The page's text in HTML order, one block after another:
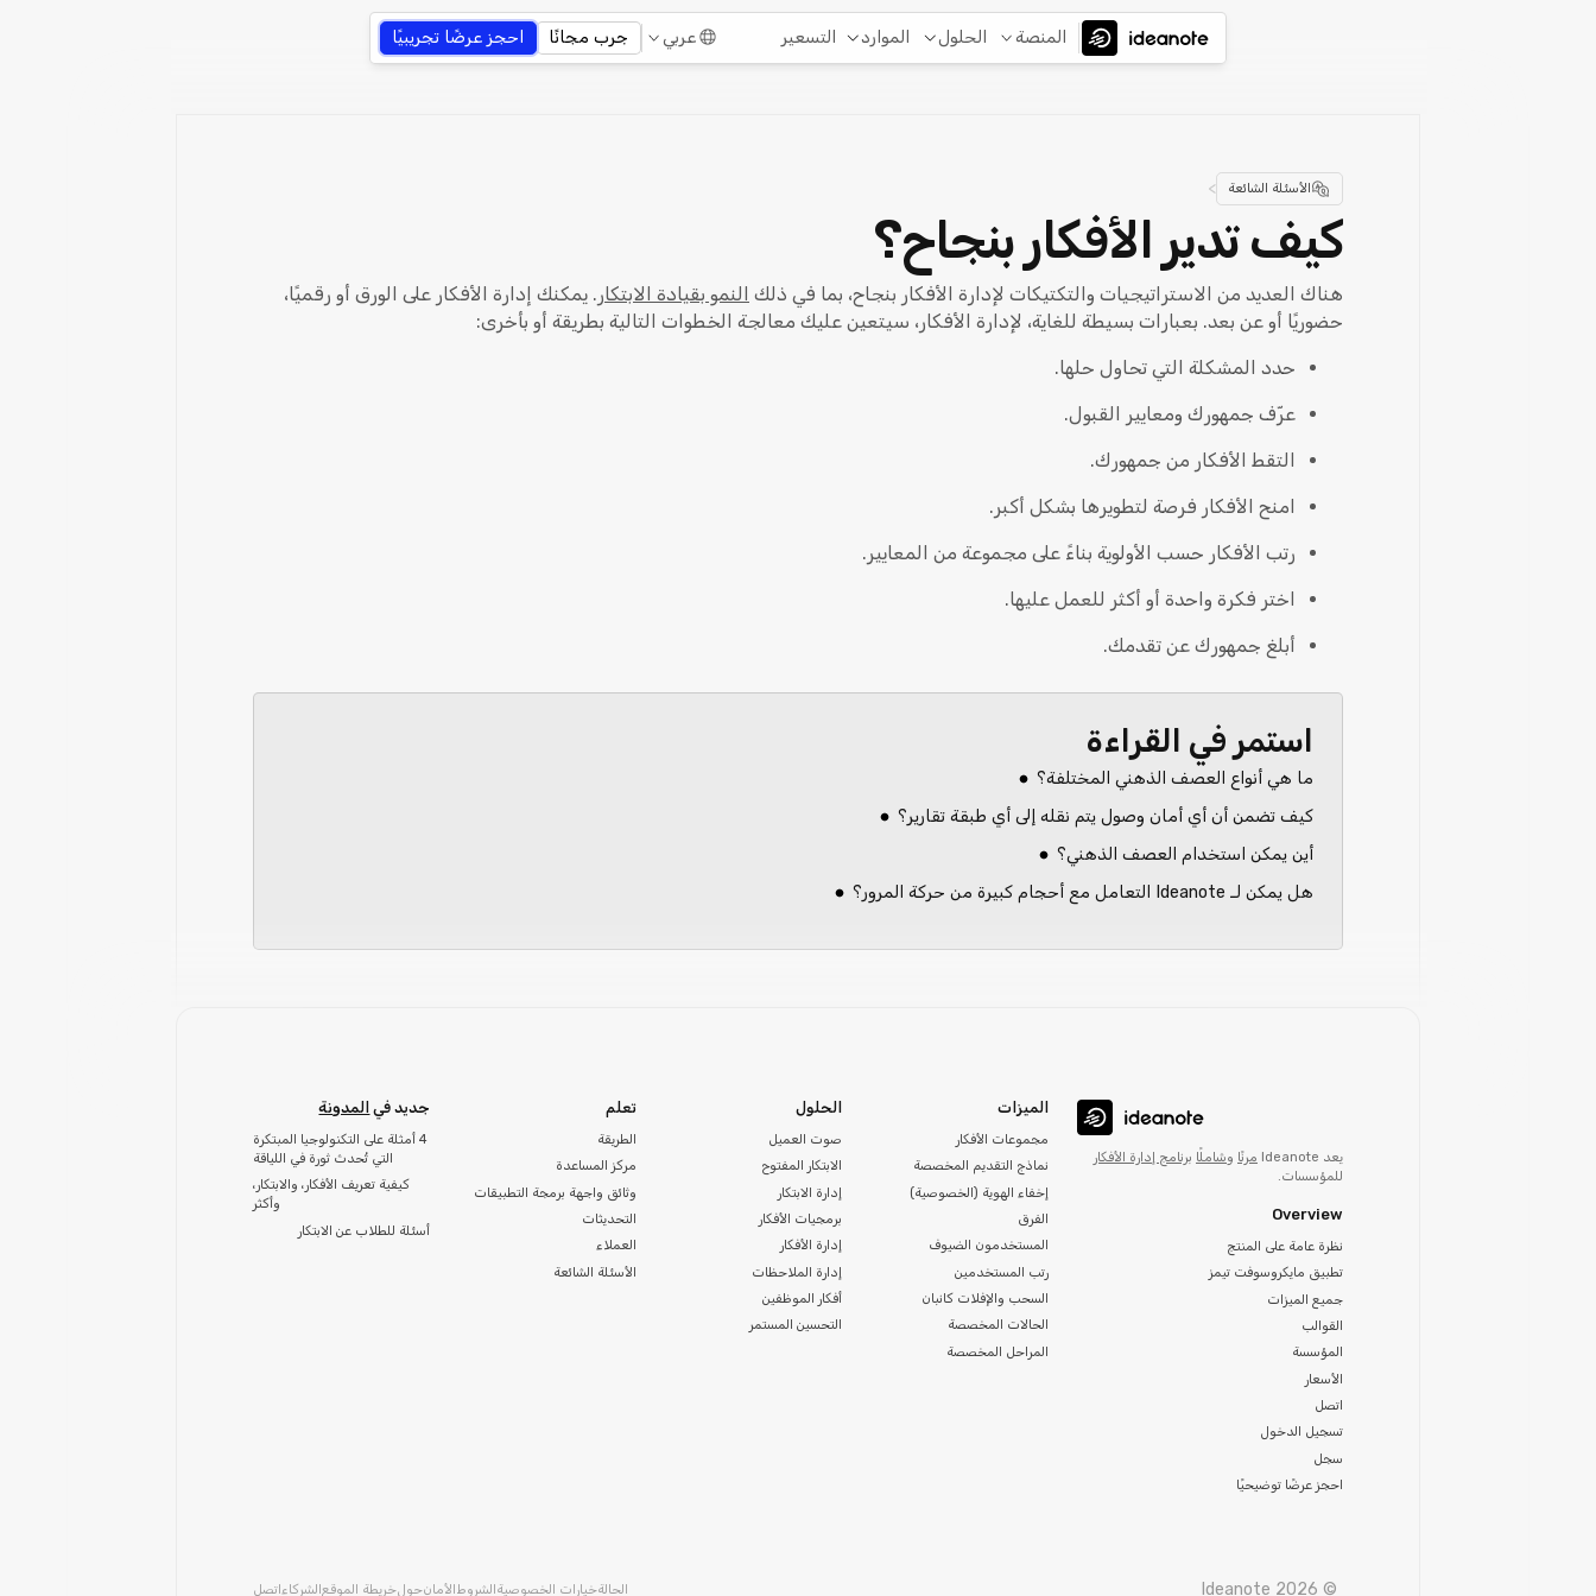
المنصة الحلول الموارد التسعير عربي جرب مجانًا احجز عرضًا تجريبيًا
الأسئلة الشائعة >
كيف تدير الأفكار بنجاح؟
هناك العديد من الاستراتيجيات والتكتيكات لإدارة الأفكار بنجاح، بما في ذلك النمو بقيادة الابتكار . يمكنك إدارة الأفكار على الورق أو رقميًا،
حضوريًا أو عن بعد. بعبارات بسيطة للغاية، لإدارة الأفكار، سيتعين عليك معالجة الخطوات التالية بطريقة أو بأخرى:
حدد المشكلة التي تحاول حلها.
عرّف جمهورك ومعايير القبول.
التقط الأفكار من جمهورك.
امنح الأفكار فرصة لتطويرها بشكل أكبر.
رتب الأفكار حسب الأولوية بناءً على مجموعة من المعايير.
اختر فكرة واحدة أو أكثر للعمل عليها.
أبلغ جمهورك عن تقدمك.
استمر في القراءة
ما هي أنواع العصف الذهني المختلفة؟
كيف تضمن أن أي أمان وصول يتم نقله إلى أي طبقة تقارير؟
أين يمكن استخدام العصف الذهني؟
هل يمكن لـ Ideanote التعامل مع أحجام كبيرة من حركة المرور؟
يعد Ideanote مرنًا وشاملًا برنامج إدارة الأفكار
للمؤسسات.
Overview
نظرة عامة على المنتج
تطبيق مايكروسوفت تيمز
جميع الميزات
القوالب
المؤسسة
الأسعار
اتصل
تسجيل الدخول
سجل
احجز عرضًا توضيحيًا
الميزات
مجموعات الأفكار
نماذج التقديم المخصصة
إخفاء الهوية (الخصوصية)
الفرق
المستخدمون الضيوف
رتب المستخدمين
السحب والإفلات كانبان
الحالات المخصصة
المراحل المخصصة
الحلول
صوت العميل
الابتكار المفتوح
إدارة الابتكار
برمجيات الأفكار
إدارة الأفكار
إدارة الملاحظات
أفكار الموظفين
التحسين المستمر
تعلم
الطريقة
مركز المساعدة
وثائق واجهة برمجة التطبيقات
التحديثات
العملاء
الأسئلة الشائعة
جديد في المدونة
4 أمثلة على التكنولوجيا المبتكرة
التي تُحدث ثورة في اللياقة
كيفية تعريف الأفكار، والابتكار،
وأكثر
أسئلة للطلاب عن الابتكار
© Ideanote 2026 الحالةخيارات الخصوصية الشروط الأمانحولخريطة الموقع الشركاء اتصل